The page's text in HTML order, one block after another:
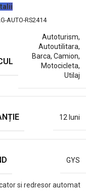
AUTO-RS2414
Autoturism,
Autoutilitara,
Barca, Camion,
Motocicleta,
Utilaj
12 luni
GYS